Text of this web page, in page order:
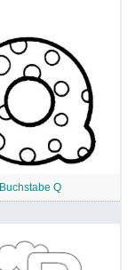
Buchstabe Q